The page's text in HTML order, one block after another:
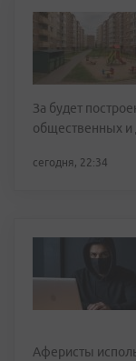
За будет
общественных и
сегодня, 22:34
Аферисты